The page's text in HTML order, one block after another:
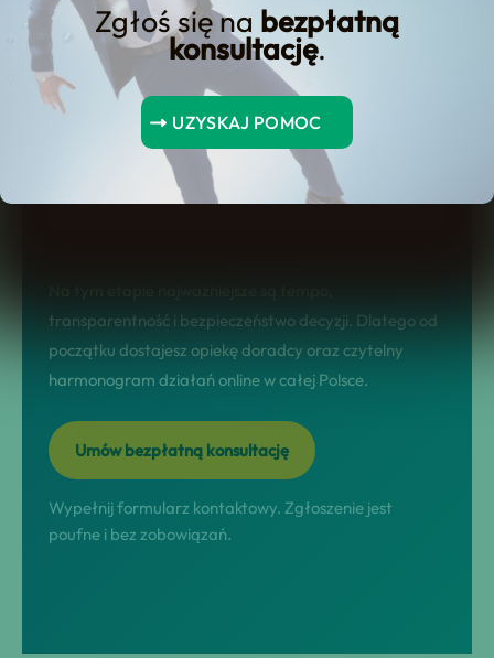
Zgłoś się na bezpłatną
konsultację.
UZYSKAJ POMOC
pożyczka dla zadłużonych na już to
usługa, którą prowadzimy w modelu
nastawionym na wynik: diagnoza
sytuacji, dobór rozwiązania,
przeprowadzenie procesu i domknięcie
transparentność i bezpieczeństwo decyzji. Dlatego od
początku dostajesz opiekę doradcy oraz czytelny
harmonogram działań online w całej Polsce.
Umów bezpłatną konsultację
Wypełnij formularz kontaktowy. Zgłoszenie jest
poufne i bez zobowiązań.